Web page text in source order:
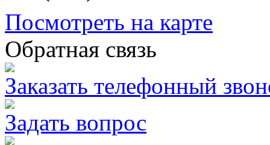
Посмотреть на карте
Обратная связь
Заказать телефонный
Задать вопрос